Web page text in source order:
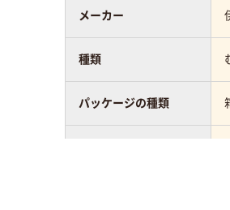
メーカー
種類
パッケージの種類